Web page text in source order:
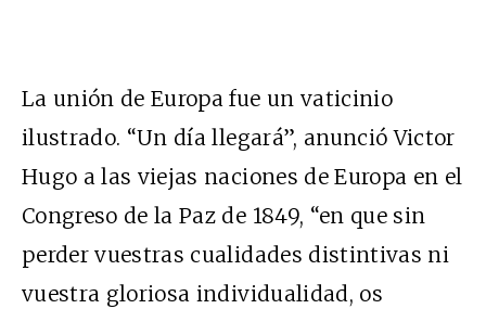
La unión de Europa fue un vaticinio
ilustrado. “Un día llegará”, anunció Victor
Hugo a las viejas naciones de Europa en el
Congreso de la Paz de 1849, “en que sin
perder vuestras cualidades distintivas ni
vuestra gloriosa individualidad, os